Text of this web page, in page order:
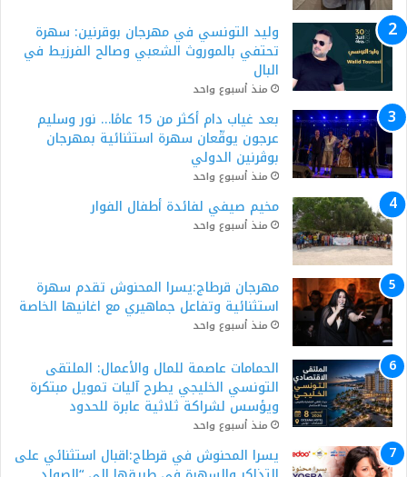
وليد التونسي في مهرجان بوقرنين: سهرة
تحتفي بالموروث الشعبي وصالح الفرزيط في
البال
منذ أسبوع واحد
بعد غياب دام أكثر من 15 عامًا… نور وسليم
عرجون يوقّعان سهرة استثنائية بمهرجان
بوڨرنين الدولي
منذ أسبوع واحد
مخيم صيفي لفائدة أطفال الفوار
منذ أسبوع واحد
مهرجان قرطاج:يسرا المحنوش تقدم سهرة
استثنائية وتفاعل جماهيري مع اغانيها الخاصة
منذ أسبوع واحد
الحمامات عاصمة للمال والأعمال: الملتقى
التونسي الخليجي يطرح آليات تمويل مبتكرة
ويؤسس لشراكة ثلاثية عابرة للحدود
منذ أسبوع واحد
يسرا المحنوش في قرطاج:اقبال استثنائي على